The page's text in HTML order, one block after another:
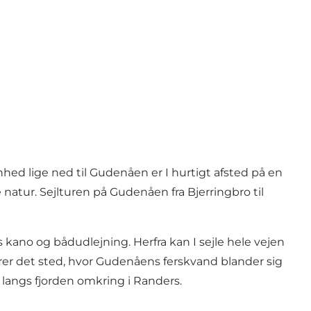
lige ned til Gudenåen er I hurtigt afsted på en
Sejlturen på Gudenåen fra Bjerringbro til
kano og bådudlejning. Herfra kan I sejle hele vejen
det sted, hvor Gudenåens ferskvand blander sig
fjorden omkring i Randers.